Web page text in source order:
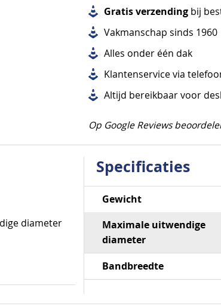
Gratis verzending bij
Vakmanschap sinds 1960
Alles onder één dak
Klantenservice via
Altijd bereikbaar voor
Op Google Reviews
diameter
Specificaties
Specificaties
Gewicht
Maximale uitwendige
diameter
Bandbreedte